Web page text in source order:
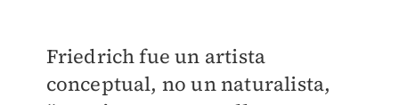
Friedrich fue un artista
conceptual, no un naturalista,